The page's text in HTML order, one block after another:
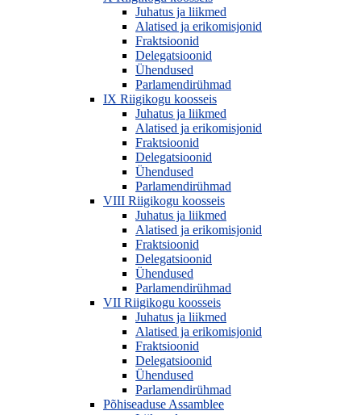
Juhatus ja liikmed
Alatised ja erikomisjonid
Fraktsioonid
Delegatsioonid
Ühendused
Parlamendirühmad
IX Riigikogu koosseis
Juhatus ja liikmed
Alatised ja erikomisjonid
Fraktsioonid
Delegatsioonid
Ühendused
Parlamendirühmad
VIII Riigikogu koosseis
Juhatus ja liikmed
Alatised ja erikomisjonid
Fraktsioonid
Delegatsioonid
Ühendused
Parlamendirühmad
VII Riigikogu koosseis
Juhatus ja liikmed
Alatised ja erikomisjonid
Fraktsioonid
Delegatsioonid
Ühendused
Parlamendirühmad
Põhiseaduse Assamblee